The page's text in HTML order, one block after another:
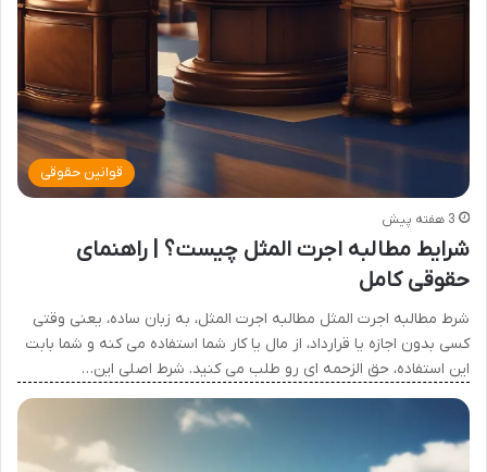
قوانین حقوقی
3 هفته پیش
شرایط مطالبه اجرت المثل چیست؟ | راهنمای
حقوقی کامل
شرط مطالبه اجرت المثل مطالبه اجرت المثل، به زبان ساده، یعنی وقتی
کسی بدون اجازه یا قرارداد، از مال یا کار شما استفاده می کنه و شما بابت
این استفاده، حق الزحمه ای رو طلب می کنید. شرط اصلی این…